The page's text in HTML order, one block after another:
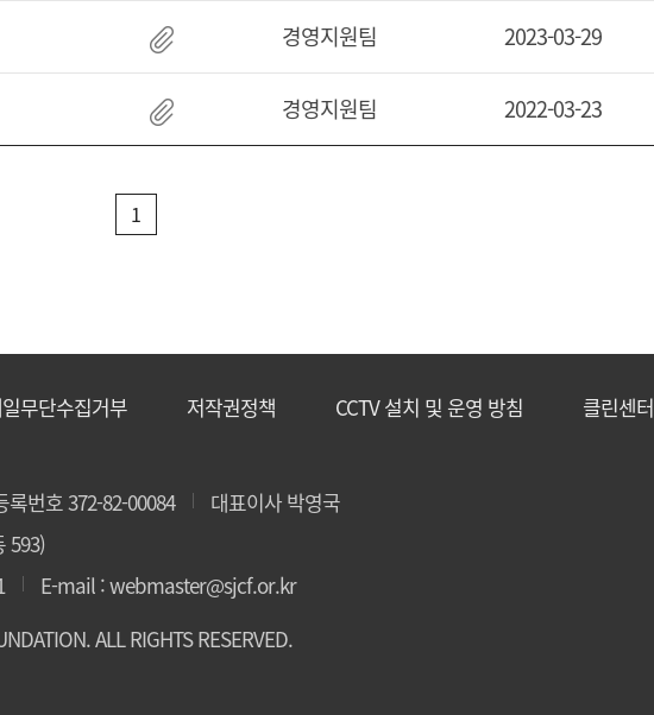
경영지원팀 2023-03-29
경영지원팀 2022-03-23
1
무단수집거부 저작권정책 CCTV 설치 및 운영 방침 클린센터
록번호 372-82-00084
대표이사 박영국
593)
E-mail : webmaster@sjcf.or.kr
ALL RIGHTS RESERVED.